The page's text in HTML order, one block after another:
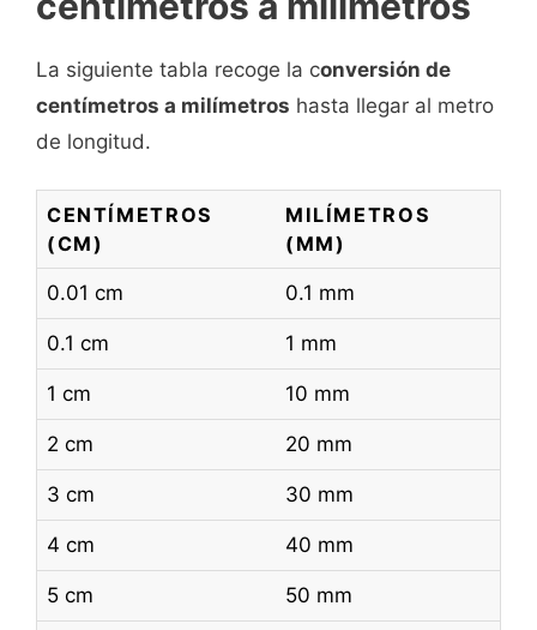
La siguiente tabla recoge la conversión de
centímetros a milímetros hasta llegar al metro
de longitud.
CENTÍMETROS
(CM)
MILÍMETROS
(MM)
0.01 cm 0.1 mm
0.1 cm 1 mm
1 cm 10 mm
2 cm 20 mm
3 cm 30 mm
4 cm 40 mm
5 cm 50 mm